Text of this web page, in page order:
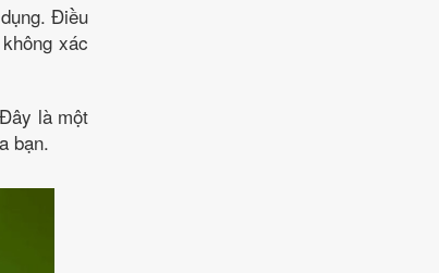
Điều
xác
là một
bạn.